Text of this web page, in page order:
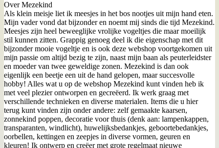
Over Mezekind
Als klein meisje liet ik meesjes in het bos nootjes uit mijn hand eten.
Mijn vader vond dat bijzonder en noemt mij sinds die tijd Mezekind.
Meesjes zijn heel beweeglijke vrolijke vogeltjes die maar moeilijk
stil kunnen zitten. Grappig genoeg deel ik die eigenschap met dit
bijzonder mooie vogeltje en is ook deze webshop voortgekomen uit
mijn passie om altijd bezig te zijn, naast mijn baan als peuterleidster
en moeder van twee geweldige zonen. Mezekind is dan ook
eigenlijk een beetje een uit de hand gelopen, maar succesvolle
hobby! Alles wat u op de webshop Mezekind kunt vinden heb ik
met veel plezier ontworpen en gecreëerd. Ik werk graag met
verschillende technieken en diverse materialen. Items die u hier
terug kunt vinden zijn onder andere: zelf gemaakte kaarsen,
zonnekind poppen, decoratie voor thuis (denk aan: lampenkappen,
transparanten, windlicht), huwelijksbedankjes, geboortebedankjes,
oorbellen, kettingen en zeepjes in diverse vormen, geuren en
kleuren! Ik ontwerp en creëer met grote regelmaat nieuwe